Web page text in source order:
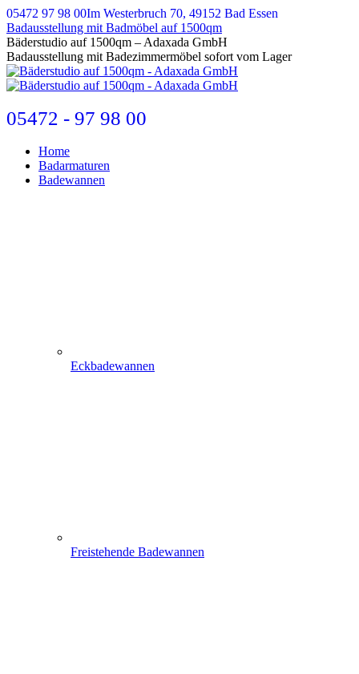
Zum
Inhalt
springen
05472 97 98 00Im Westerbruch 70, 49152 Bad Essen
Badausstellung mit Badmöbel auf 1500qm
E-
Mail
page
opens
new
window
Bäderstudio auf 1500qm – Adaxada GmbH
Badausstellung mit Badezimmermöbel sofort vom Lager
05472 - 97 98 00
Home
Badarmaturen
Badewannen
Eckbadewannen
Freistehende Badewannen